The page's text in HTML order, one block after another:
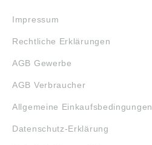
Impressum
Rechtliche Erklärungen
AGB Gewerbe
AGB Verbraucher
Allgemeine Einkaufsbedingungen
Datenschutz-Erklärung